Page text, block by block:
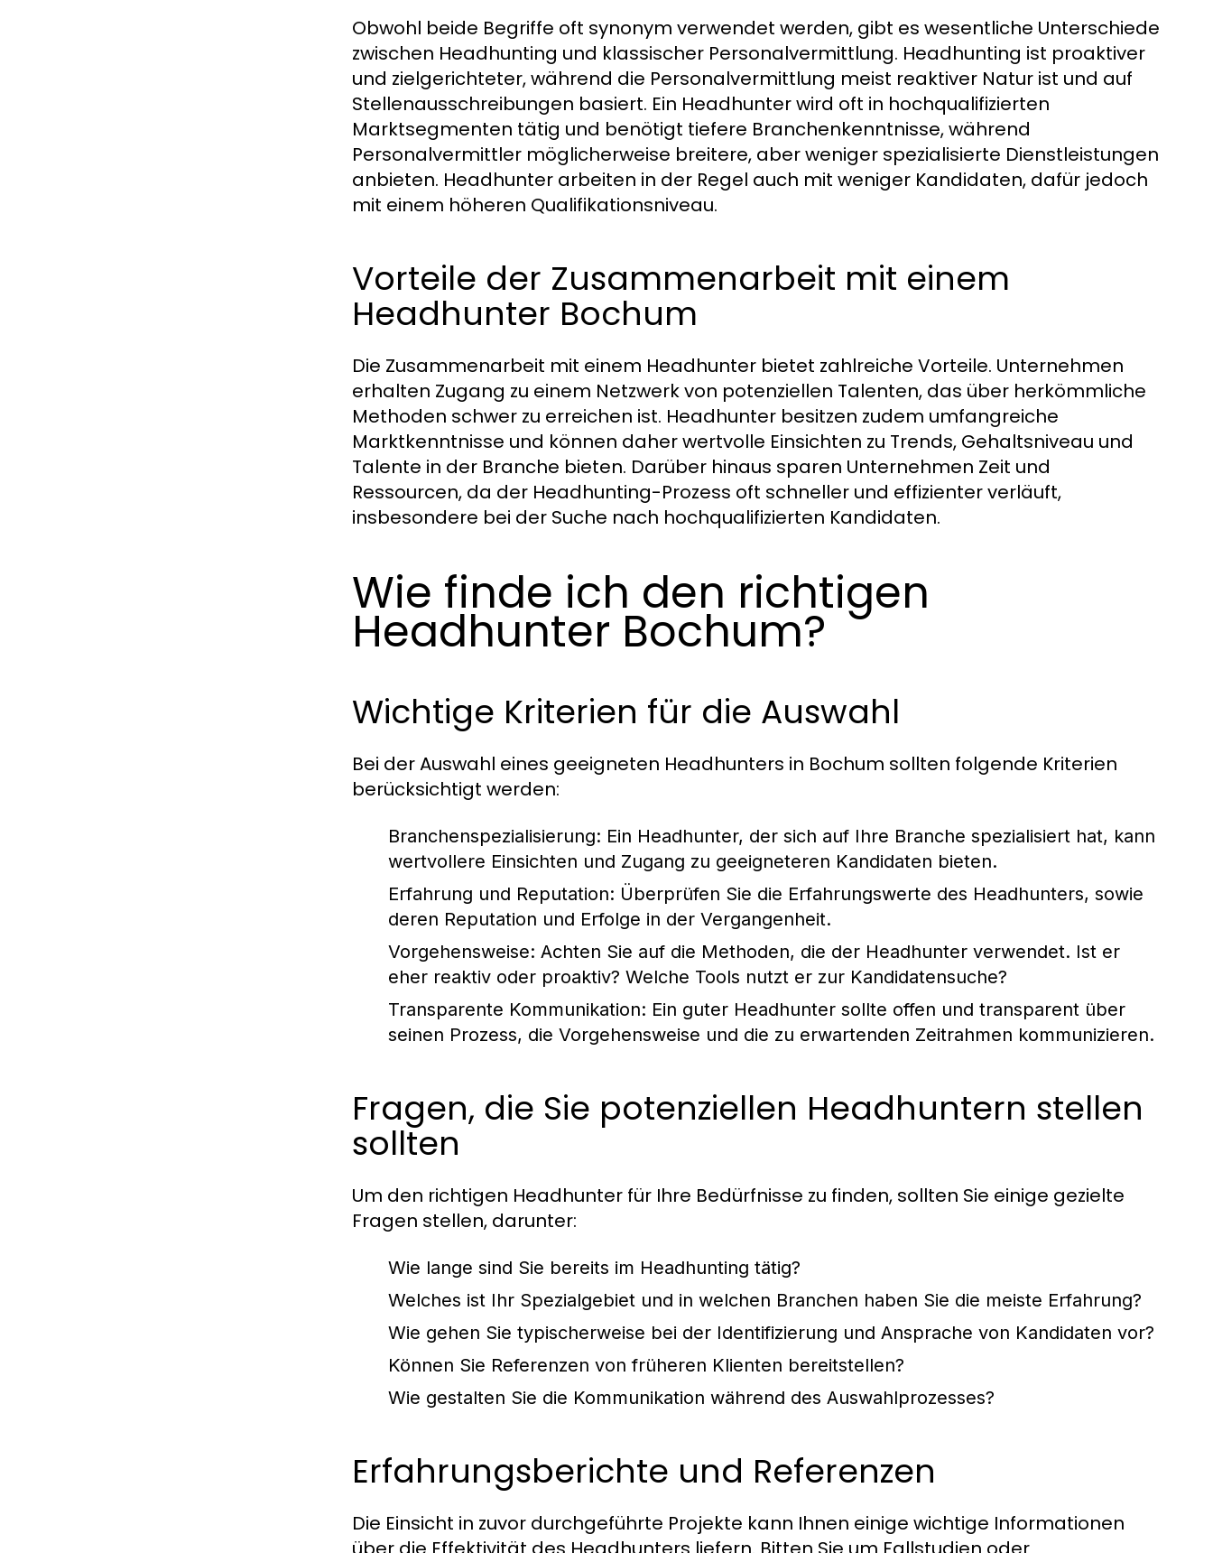
Obwohl beide Begriffe oft synonym verwendet werden, gibt es wesentliche Unterschiede
zwischen Headhunting und klassischer Personalvermittlung. Headhunting ist proaktiver
und zielgerichteter, während die Personalvermittlung meist reaktiver Natur ist und auf
Stellenausschreibungen basiert. Ein Headhunter wird oft in hochqualifizierten
Marktsegmenten tätig und benötigt tiefere Branchenkenntnisse, während
Personalvermittler möglicherweise breitere, aber weniger spezialisierte Dienstleistungen
anbieten. Headhunter arbeiten in der Regel auch mit weniger Kandidaten, dafür jedoch
mit einem höheren Qualifikationsniveau.
Vorteile der Zusammenarbeit mit einem
Headhunter Bochum
Die Zusammenarbeit mit einem Headhunter bietet zahlreiche Vorteile. Unternehmen
erhalten Zugang zu einem Netzwerk von potenziellen Talenten, das über herkömmliche
Methoden schwer zu erreichen ist. Headhunter besitzen zudem umfangreiche
Marktkenntnisse und können daher wertvolle Einsichten zu Trends, Gehaltsniveau und
Talente in der Branche bieten. Darüber hinaus sparen Unternehmen Zeit und
Ressourcen, da der Headhunting-Prozess oft schneller und effizienter verläuft,
insbesondere bei der Suche nach hochqualifizierten Kandidaten.
Wie finde ich den richtigen
Headhunter Bochum?
Wichtige Kriterien für die Auswahl
Bei der Auswahl eines geeigneten Headhunters in Bochum sollten folgende Kriterien
berücksichtigt werden:
Branchenspezialisierung: Ein Headhunter, der sich auf Ihre Branche spezialisiert hat, kann
wertvollere Einsichten und Zugang zu geeigneteren Kandidaten bieten.
Erfahrung und Reputation: Überprüfen Sie die Erfahrungswerte des Headhunters, sowie
deren Reputation und Erfolge in der Vergangenheit.
Vorgehensweise: Achten Sie auf die Methoden, die der Headhunter verwendet. Ist er
eher reaktiv oder proaktiv? Welche Tools nutzt er zur Kandidatensuche?
Transparente Kommunikation: Ein guter Headhunter sollte offen und transparent über
seinen Prozess, die Vorgehensweise und die zu erwartenden Zeitrahmen kommunizieren.
Fragen, die Sie potenziellen Headhuntern stellen
sollten
Um den richtigen Headhunter für Ihre Bedürfnisse zu finden, sollten Sie einige gezielte
Fragen stellen, darunter:
Wie lange sind Sie bereits im Headhunting tätig?
Welches ist Ihr Spezialgebiet und in welchen Branchen haben Sie die meiste Erfahrung?
Wie gehen Sie typischerweise bei der Identifizierung und Ansprache von Kandidaten vor?
Können Sie Referenzen von früheren Klienten bereitstellen?
Wie gestalten Sie die Kommunikation während des Auswahlprozesses?
Erfahrungsberichte und Referenzen
Die Einsicht in zuvor durchgeführte Projekte kann Ihnen einige wichtige Informationen